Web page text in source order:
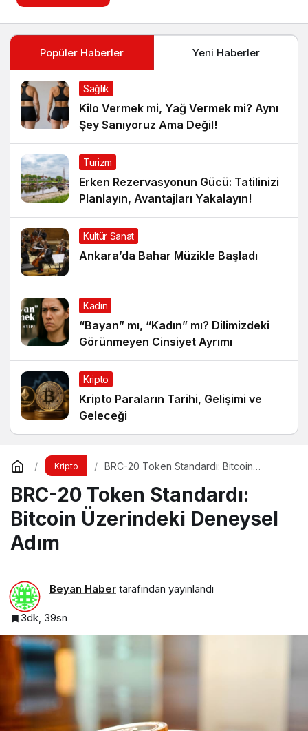
Popüler Haberler Yeni Haberler
Sağlık
Kilo Vermek mi, Yağ Vermek mi? Aynı
Şey Sanıyoruz Ama Değil!
Turizm
Erken Rezervasyonun Gücü: Tatilinizi
Planlayın, Avantajları Yakalayın!
Kültür Sanat
Ankara’da Bahar Müzikle Başladı
Kadın
“Bayan” mı, “Kadın” mı? Dilimizdeki
Görünmeyen Cinsiyet Ayrımı
Kripto
Kripto Paraların Tarihi, Gelişimi ve
Geleceği
Kripto
BRC-20 Token Standardı: Bitcoin
BRC-20 Token Standardı:
Bitcoin Üzerindeki Deneysel
Adım
Beyan Haber tarafından yayınlandı
3dk, 39sn